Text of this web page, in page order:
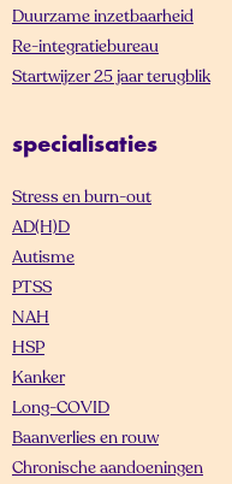
Duurzame inzetbaarheid
Re-integratiebureau
Startwijzer 25 jaar terugblik
specialisaties
Stress en burn-out
AD(H)D
Autisme
PTSS
NAH
HSP
Kanker
Long-COVID
Baanverlies en rouw
Chronische aandoeningen